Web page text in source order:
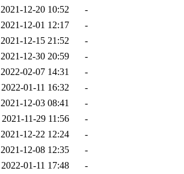
2021-12-20 10:52
-
2021-12-01 12:17
-
2021-12-15 21:52
-
2021-12-30 20:59
-
2022-02-07 14:31
-
2022-01-11 16:32
-
2021-12-03 08:41
-
2021-11-29 11:56
-
2021-12-22 12:24
-
2021-12-08 12:35
-
2022-01-11 17:48
-